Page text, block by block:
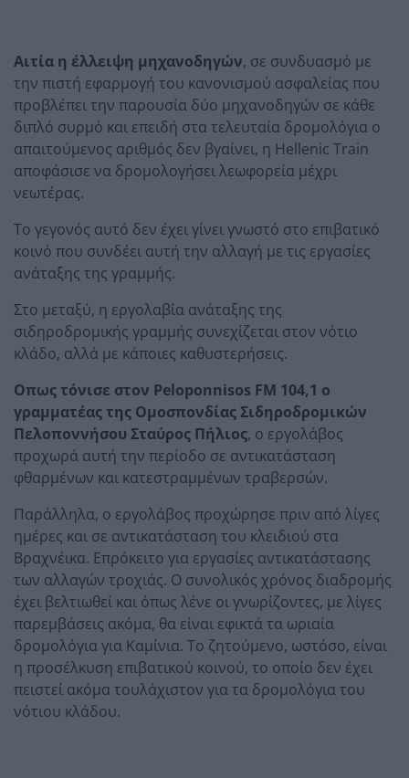
Αιτία η έλλειψη μηχανοδηγών, σε συνδυασμό με
την πιστή εφαρμογή του κανονισμού ασφαλείας που
προβλέπει την παρουσία δύο μηχανοδηγών σε κάθε
διπλό συρμό και επειδή στα τελευταία δρομολόγια ο
απαιτούμενος αριθμός δεν βγαίνει, η Hellenic Train
αποφάσισε να δρομολογήσει λεωφορεία μέχρι
νεωτέρας.
To γεγονός αυτό δεν έχει γίνει γνωστό στο επιβατικό
κοινό που συνδέει αυτή την αλλαγή με τις εργασίες
ανάταξης της γραμμής.
Στο μεταξύ, η εργολαβία ανάταξης της
σιδηροδρομικής γραμμής συνεχίζεται στον νότιο
κλάδο, αλλά με κάποιες καθυστερήσεις.
Οπως τόνισε στον Peloponnisos FM 104,1 ο
γραμματέας της Ομοσπονδίας Σιδηροδρομικών
Πελοποννήσου Σταύρος Πήλιος, ο εργολάβος
προχωρά αυτή την περίοδο σε αντικατάσταση
φθαρμένων και κατεστραμμένων τραβερσών.
Παράλληλα, ο εργολάβος προχώρησε πριν από λίγες
ημέρες και σε αντικατάσταση του κλειδιού στα
Βραχνέικα. Επρόκειτο για εργασίες αντικατάστασης
των αλλαγών τροχιάς. Ο συνολικός χρόνος διαδρομής
έχει βελτιωθεί και όπως λένε οι γνωρίζοντες, με λίγες
παρεμβάσεις ακόμα, θα είναι εφικτά τα ωριαία
δρομολόγια για Καμίνια. Το ζητούμενο, ωστόσο, είναι
η προσέλκυση επιβατικού κοινού, το οποίο δεν έχει
πειστεί ακόμα τουλάχιστον για τα δρομολόγια του
νότιου κλάδου.